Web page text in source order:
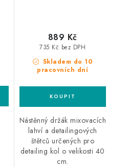
Skladem do 10
pracovních dní
735 Kč bez DPH
889 Kč
Nástěnný držák mixovacích
lahví a detailingových
štětců určených pro
detailing kol o velikosti 40
cm.